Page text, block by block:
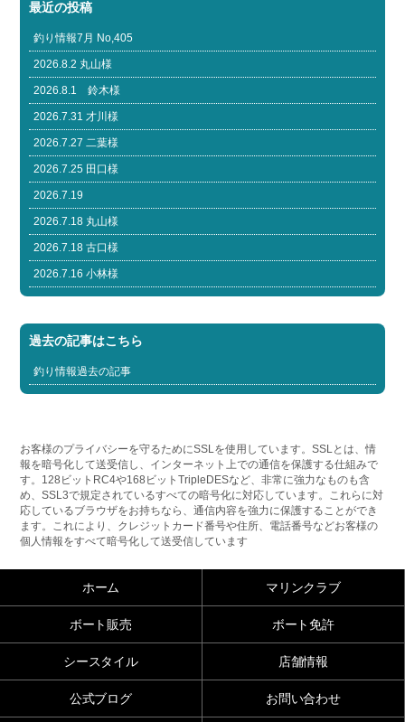
最近の投稿
釣り情報7月 No,405
2026.8.2 丸山様
2026.8.1 鈴木様
2026.7.31 才川様
2026.7.27 二葉様
2026.7.25 田口様
2026.7.19
2026.7.18 丸山様
2026.7.18 古口様
2026.7.16 小林様
過去の記事はこちら
釣り情報過去の記事
お客様のプライバシーを守るためにSSLを使用しています。SSLとは、情
報を暗号化して送受信し、インターネット上での通信を保護する仕組みで
す。128ビットRC4や168ビットTripleDESなど、非常に強力なものも含
め、SSL3で規定されているすべての暗号化に対応しています。これらに対
応しているブラウザをお持ちなら、通信内容を強力に保護することができ
ます。これにより、クレジットカード番号や住所、電話番号などお客様の
個人情報をすべて暗号化して送受信しています
ホーム マリンクラブ
ボート販売 ボート免許
シースタイル 店舗情報
公式ブログ お問い合わせ